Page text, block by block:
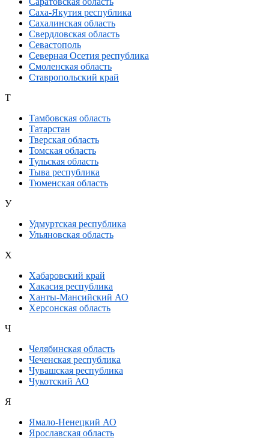
Саха-Якутия республика
Сахалинская область
Свердловская область
Севастополь
Северная Осетия республика
Смоленская область
Ставропольский край
Т
Тамбовская область
Татарстан
Тверская область
Томская область
Тульская область
Тыва республика
Тюменская область
У
Удмуртская республика
Ульяновская область
Х
Хабаровский край
Хакасия республика
Ханты-Мансийский АО
Херсонская область
Ч
Челябинская область
Чеченская республика
Чувашская республика
Чукотский АО
Я
Ямало-Ненецкий АО
Ярославская область